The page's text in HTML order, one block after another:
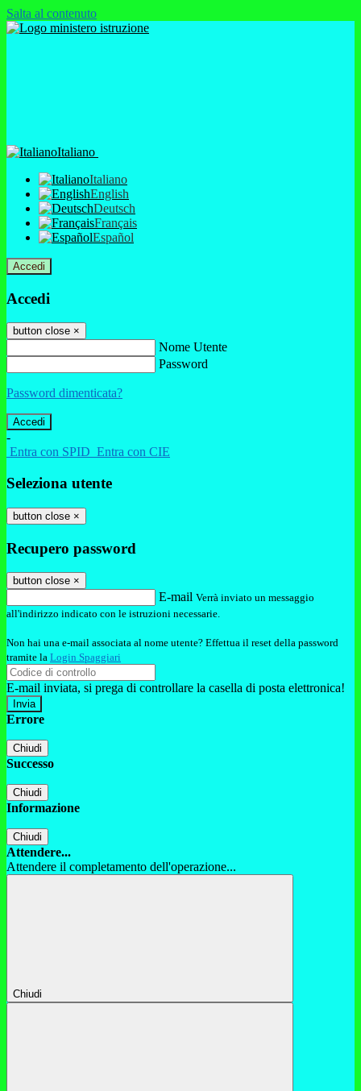
Salta al contenuto
Italiano
Italiano
English
Deutsch
Français
Español
Accedi
Accedi
button close ×
Nome Utente
Password
Password dimenticata?
-
Entra con SPID Entra con CIE
Seleziona utente
button close ×
Recupero password
button close ×
E-mail Verrà inviato un messaggio
all'indirizzo indicato con le istruzioni necessarie.
Non hai una e-mail associata al nome utente? Effettua il reset della password
tramite la Login Spaggiari
E-mail inviata, si prega di controllare la casella di posta elettronica!
Errore
Chiudi
Successo
Chiudi
Informazione
Chiudi
Attendere...
Attendere il completamento dell'operazione...
Chiudi